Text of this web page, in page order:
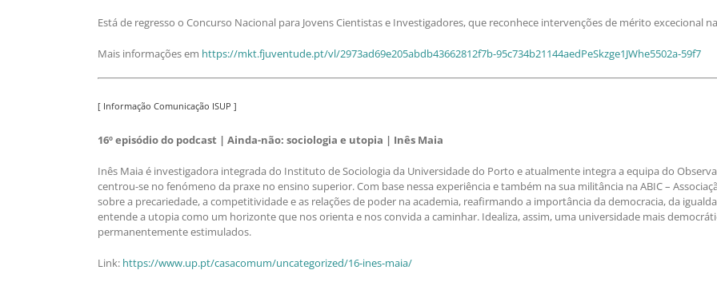
Está de regresso o Concurso Nacional para Jovens Cientistas e Investigadores, que reconhece intervenções de mérito excecional
Mais informações em https://mkt.fjuventude.pt/vl/2973ad69e205abdb43662812f7b-95c734b21144aedPeSkzge1JWhe5502a-59f7
[ Informação Comunicação ISUP ]
16º episódio do podcast | Ainda-não: sociologia e utopia | Inês Maia
Inês Maia é investigadora integrada do Instituto de Sociologia da Universidade do Porto e atualmente integra a equipa do
centrou-se no fenómeno da praxe no ensino superior. Com base nessa experiência e também na sua militância na ABIC –
sobre a precariedade, a competitividade e as relações de poder na academia, reafirmando a importância da democracia, da
entende a utopia como um horizonte que nos orienta e nos convida a caminhar. Idealiza, assim, uma universidade mais
permanentemente estimulados.
Link: https://www.up.pt/casacomum/uncategorized/16-ines-maia/